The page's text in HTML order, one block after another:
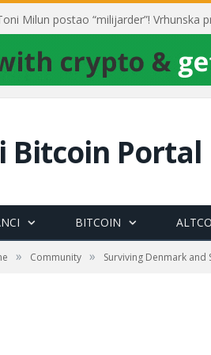
Bitcoin Portal
BITCOIN
» Community » Surviving Denmark and